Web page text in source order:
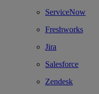
ServiceNow
Freshworks
Jira
Salesforce
Zendesk